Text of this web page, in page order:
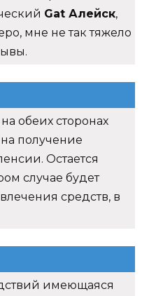
Gat Алейск,
мне не так тяжело
обеих сторонах
получение
Остается
случае будет
средств, в
имеющаяся